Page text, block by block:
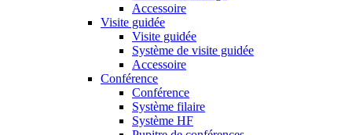
Accessoire
Visite guidée
Visite guidée
Système de visite guidée
Accessoire
Conférence
Conférence
Système filaire
Système HF